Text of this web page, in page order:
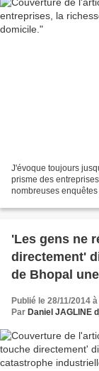
J'évoque toujours
prisme des
nombreuses
'Les gens ne
directement'
de Bhopal
rien en
Publié le 28/11/2014
Par Daniel JAGLINE